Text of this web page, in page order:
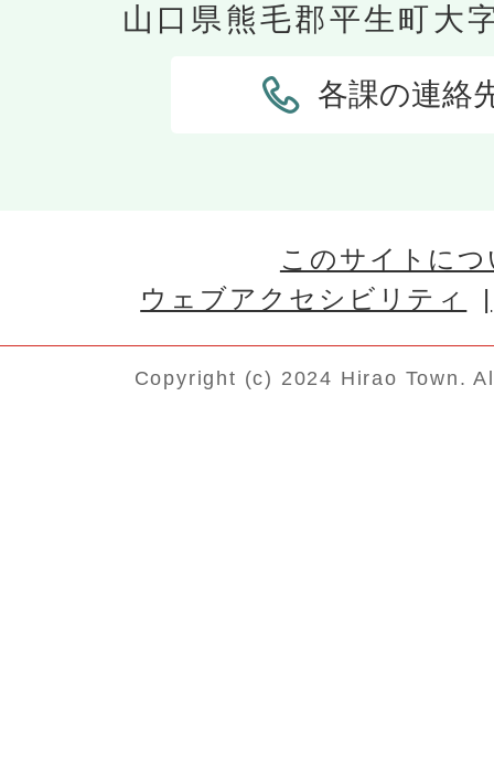
山口県熊毛郡平生町大
各課の連絡
このサイトに
ウェブアクセシビリティ
Copyright (c) 2024 Hirao Town.